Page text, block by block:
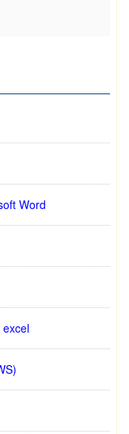
Word